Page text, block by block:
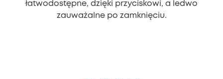
łatwodostępne, dzięki przyciskowi, a ledwo
zauważalne po zamknięciu.